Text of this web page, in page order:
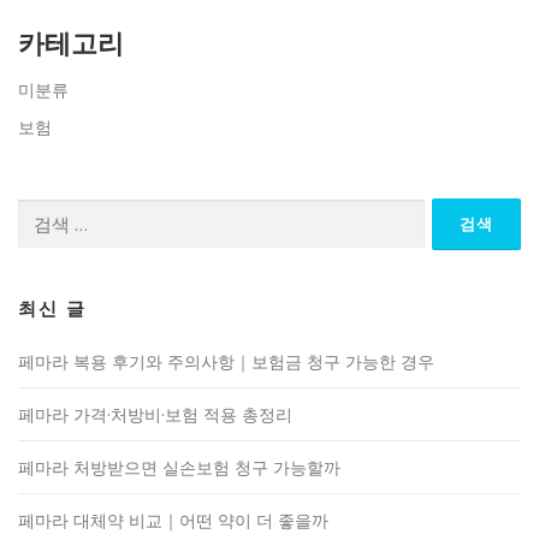
카테고리
미분류
보험
최신 글
페마라 복용 후기와 주의사항｜보험금 청구 가능한 경우
페마라 가격·처방비·보험 적용 총정리
페마라 처방받으면 실손보험 청구 가능할까
페마라 대체약 비교｜어떤 약이 더 좋을까